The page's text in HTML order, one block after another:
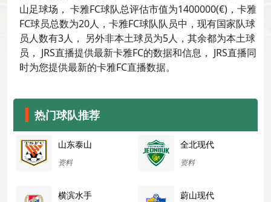
山足球场， 卡雅FC球队总评估市值为1400000(€)，卡雅
FC球员总数为20人，卡雅FC球队队员中，现有国家队球
员人数有3人， 另外非本土球员为5人，其余都为本土球
员， JRS直播提供最新卡雅FC的数据和信息， JRS直播同
时为您提供最新的卡雅FC直播数据。
热门球队推荐
山东泰山
资料
全北现代
资料
横滨水手 蔚山现代